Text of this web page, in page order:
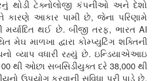
થોડી ટેક્નોલોજી કંપનીઓ અને દેશો
કારણે આકાર પામી છે, જેના પરિણામે
મર્યાદિત થઈ છે.બીજી તરફ, ભારતAI
મેઘ માળખા દ્વારા કોમ્પ્યુટિંગ શક્તિની
વ્યાપ વધારી રહ્યું છે. ઇન્ડિયાએઆઇ
થી ઓછા સબસિડીયુક્ત દરે 38,000 થી
ઉપયોગ કરવાની સુવિધા પૂરી પાડે છે,